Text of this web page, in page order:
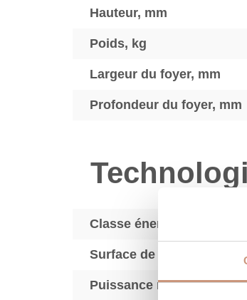
Hauteur, mm
Poids, kg
Largeur du foyer, mm
Profondeur du foyer, mm
Classe énergétique
Surface de chauffe, m
Puissance nominale